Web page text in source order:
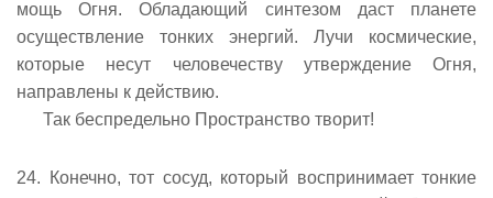
мощь Огня. Обладающий синтезом даст планете
осуществление тонких энергий. Лучи космические,
которые несут человечеству утверждение Огня,
направлены к действию.
Так беспредельно Пространство творит!
24. Конечно, тот сосуд, который воспринимает тонкие